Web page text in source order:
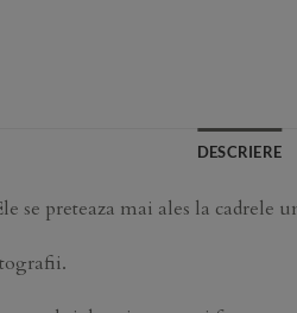
DESCRIERE
preteaza mai ales la cadrele